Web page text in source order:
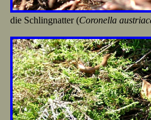
die Schlingnatter (Coronella